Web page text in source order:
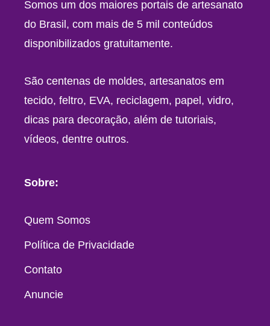
Somos um dos maiores portais de artesanato
do Brasil, com mais de 5 mil conteúdos
disponibilizados gratuitamente.
São centenas de moldes, artesanatos em
tecido, feltro, EVA, reciclagem, papel, vidro,
dicas para decoração, além de tutoriais,
vídeos, dentre outros.
Sobre:
Quem Somos
Política de Privacidade
Contato
Anuncie